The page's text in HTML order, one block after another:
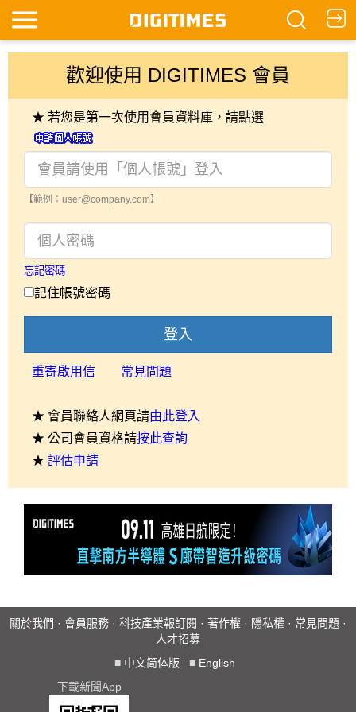
歡迎使用 DIGITIMES 會員
★ 若您是第一次使用會員資料庫，請點選
【範例：user@company.com】
忘記密碼
記住帳號密碼
登入
重寄啟用信 常見問題
★ 會員聯絡人網頁請由此登入
★ 公司會員資格請按此查詢
★ 評估申請
關於我們 · 會員服務 · 科技產業報訂閱 · 著作權 · 隱私權 · 常見問題 ·
人才招募
■ 中文简体版 ■ English
下載新聞App